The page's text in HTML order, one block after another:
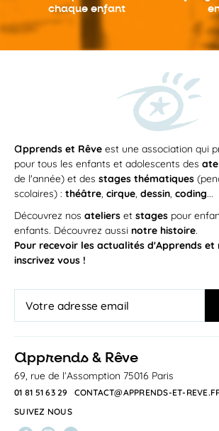
chaque enfant
apprends et Rêve est une association qui
pour tous les enfants et adolescents des
de l'année) et des stages thématiques
scolaires) : théâtre, cirque, dessin, coding...
Découvrez nos ateliers et stages pour
enfants. Découvrez aussi notre histoire.
Pour recevoir les actualités d'Apprends et
inscrivez vous !
apprends & Rêve
69, rue de l’Assomption 75016 Paris
01 81 51 63 29
CONTACT@APPRENDS-ET-
SUIVEZ NOUS